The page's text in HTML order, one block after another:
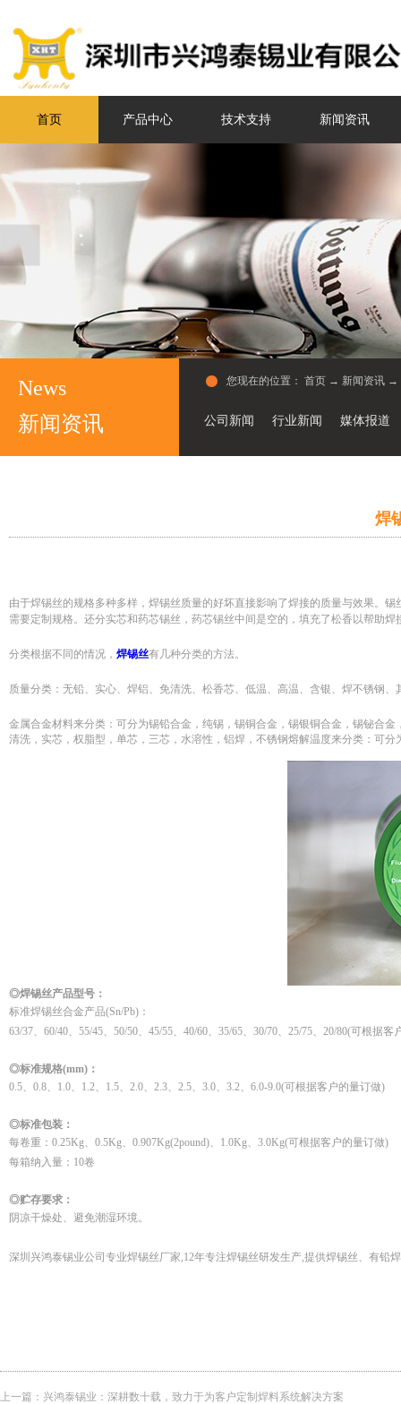
首页 产品中心 技术支持 新闻资讯
新闻资讯
News
公司新闻 行业新闻 媒体报道
您现在的位置： 首页 → 新闻资讯 →
焊
由于焊锡丝的规格多种多样，焊锡丝质量的好坏直接影响了焊接的质量与效果。锡
需要定制规格。还分实芯和药芯锡丝，药芯锡丝中间是空的，填充了松香以帮助
分类根据不同的情况， 焊锡丝有几种分类的方法。
质量分类：无铅、实心、焊铝、免清洗、松香芯、低温、高温、含银、焊不锈钢、
金属合金材料来分类：可分为锡铅合金，纯锡，锡铜合金，锡银铜合金，锡铋合
清洗，实芯，权脂型，单芯，三芯，水溶性，铝焊，不锈钢熔解温度来分类：可分
◎焊锡丝产品型号：
标准焊锡丝合金产品(Sn/Pb)：
63/37、60/40、55/45、50/50、45/55、40/60、35/65、30/70、25/75、20/80(可根据客
◎标准规格(mm)：
0.5、0.8、1.0、1.2、1.5、2.0、2.3、2.5、3.0、3.2、6.0-9.0(可根据客户的量订做)
◎标准包装：
每卷重：0.25Kg、0.5Kg、0.907Kg(2pound)、1.0Kg、3.0Kg(可根据客户的量订做)
每箱纳入量：10卷
◎贮存要求：
阴凉干燥处、避免潮湿环境。
深圳兴鸿泰锡业公司专业焊锡丝厂家,12年专注焊锡丝研发生产,提供焊锡丝、有
上一篇： 兴鸿泰锡业：深耕数十载，致力于为客户定制焊料系统解决方案